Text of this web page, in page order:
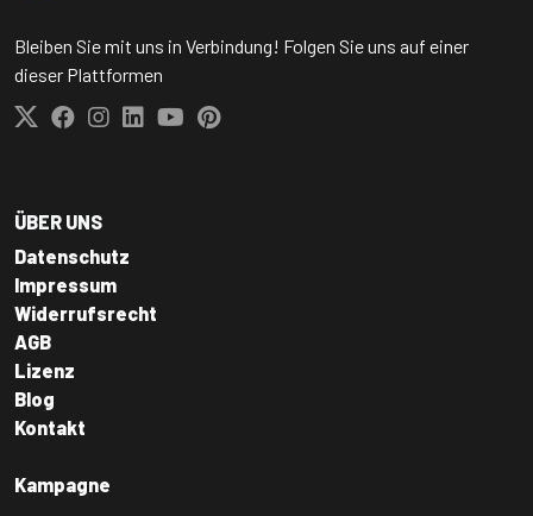
Bleiben Sie mit uns in Verbindung! Folgen Sie uns auf einer
dieser Plattformen
ÜBER UNS
Datenschutz
Impressum
Widerrufsrecht
AGB
Lizenz
Blog
Kontakt
Kampagne